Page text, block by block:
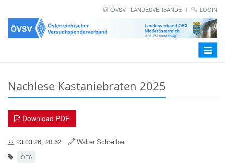
ÖVSV - LANDESVERBÄNDE LOGIN
Toggle
Nachlese Kastaniebraten 2025
Download PDF
23.03.26, 20:52 Walter Schreiber
OE6